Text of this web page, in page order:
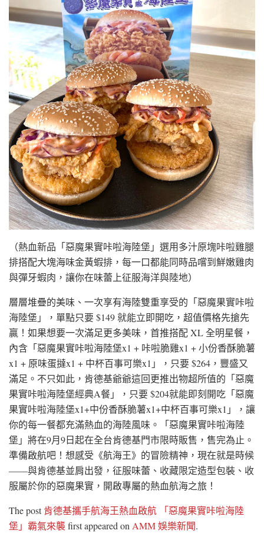
（熱血新品「惡魔果實咔啦海陸堡」選用多汁原塊咔啦雞腿
排搭配大塊海味金黃蝦排，每一口都能同時品嚐到鮮嫩雞肉
與彈牙蝦肉，讓你在味蕾上征服海洋與陸地）
層層堆疊的美味、一次享有海陸雙重享受的「惡魔果實咔啦
海陸堡」，單點只要 $149 就能立即開吃，超值價格先搶先
贏！如果想要一次滿足更多美味，首推搭配 XL 全明星餐，
內含「惡魔果實咔啦海陸堡x1 + 咔啦脆雞x1 + 小份香酥脆薯
x1 + 原味蛋撻x1 + 中杯百事可樂x1」，只要 $264，豐盛又
滿足。不只如此，肯德基爺爺這回更推出物超所值的「惡魔
果實咔啦海陸堡經典A餐」，只要 $204就能即刻開吃「惡魔
果實咔啦海陸堡x1+中份香酥脆薯x1+中杯百事可樂x1」，讓
你的每一餐都充滿熱血的海陸風味。「惡魔果實咔啦海陸
堡」將在9月9日起在全台肯德基門市限時販售，售完為止。
準備啟航吧！想感受《航海王》的冒險精神，現在就是時候
——與肯德基並肩出發，征服味蕾、收藏限定造型包裝、收
服屬於你的惡魔果實，開啟專屬的熱血航海之旅！
The post肯德基攜手航海王熱血啟航 「惡魔果實咔啦海陸
堡」霸氣來襲first appeared on AMM 娛樂新聞.